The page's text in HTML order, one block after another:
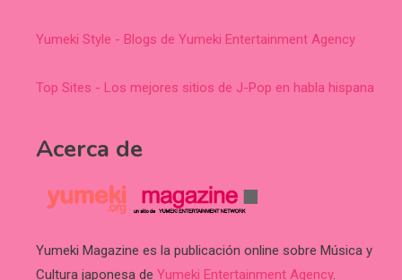
Yumeki Style - Blogs de Yumeki Entertainment Agency
Top Sites - Los mejores sitios de J-Pop en habla hispana
Acerca de
Yumeki Magazine es la publicación online sobre Música y
Cultura japonesa de Yumeki Entertainment Agency.